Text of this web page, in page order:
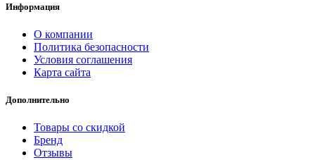
Информация
О компании
Политика безопасности
Условия соглашения
Карта сайта
Дополнительно
Товары со скидкой
Бренд
Отзывы